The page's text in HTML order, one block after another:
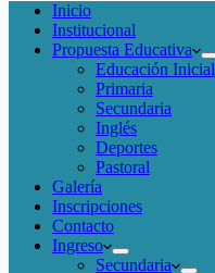
Inicio
Institucional
Propuesta Educativa
Educación Inicial
Primaria
Secundaria
Inglés
Deportes
Pastoral
Galería
Inscripciones
Contacto
Ingreso
Secundaria